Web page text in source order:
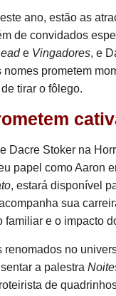
ano, estão as
de convidados
e Vingadores, e
nomes prometem
tirar o fôlego.
Dacre Stoker na
papel como Aaron
, estará disponível
sua
familiar e o impacto
no
a palestra
de